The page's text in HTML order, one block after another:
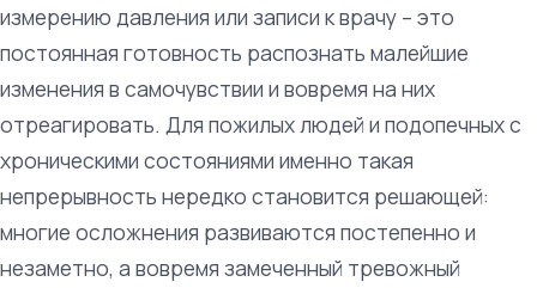
измерению давления или записи к врачу – это
постоянная готовность распознать малейшие
изменения в самочувствии и вовремя на них
отреагировать. Для пожилых людей и подопечных с
хроническими состояниями именно такая
непрерывность нередко становится решающей:
многие осложнения развиваются постепенно и
незаметно, а вовремя замеченный тревожный